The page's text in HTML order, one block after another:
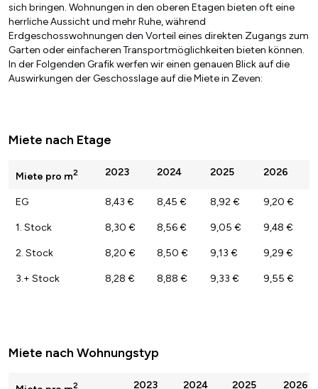
sich bringen. Wohnungen in den oberen Etagen bieten oft eine
herrliche Aussicht und mehr Ruhe, während
Erdgeschosswohnungen den Vorteil eines direkten Zugangs zum
Garten oder einfacheren Transportmöglichkeiten bieten können.
In der Folgenden Grafik werfen wir einen genauen Blick auf die
Auswirkungen der Geschosslage auf die Miete in Zeven:
Miete nach Etage
Miete pro m2 2023 2024 2025 2026
EG 8,43 € 8,45 € 8,92 € 9,20 €
1. Stock 8,30 € 8,56 € 9,05 € 9,48 €
2. Stock 8,20 € 8,50 € 9,13 € 9,29 €
3.+ Stock 8,28 € 8,88 € 9,33 € 9,55 €
Miete nach Wohnungstyp
2 2023 2024 2025 2026